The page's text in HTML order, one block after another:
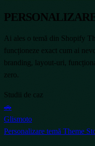
Ai ales o temă din Shopify
funcționeze exact cum ai
branding, layout-uri,
zero.
Studii de caz
🚗
Glismoto
Personalizare temă Theme